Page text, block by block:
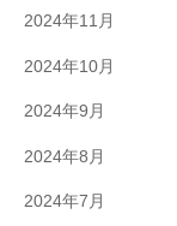
2024年11月
2024年10月
2024年9月
2024年8月
2024年7月